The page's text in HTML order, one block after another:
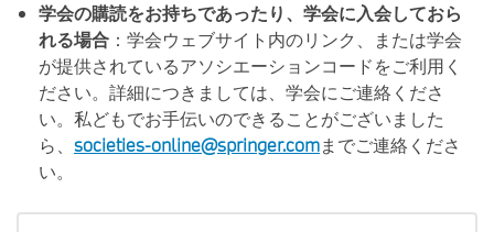
学会の購読をお持ちであったり、学会に入会しておら
れる場合 ：学会ウェブサイト内のリンク、または学会
が提供されているアソシエーションコードをご利用く
ださい。詳細につきましては、学会にご連絡くださ
い。私どもでお手伝いのできることがございました
ら、 societies-online@springer.comまでご連絡くださ
い。